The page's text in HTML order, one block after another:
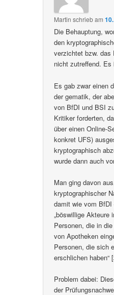
Martin schriebam
Die Behauptung,
den
verzichtet bzw.
nicht zutreffend.
Es gab zwar einen
der gematik, der
von BfDI und BSI
Kritiker forderten,
über einen Online-
konkret UFS)
kryptographisch
wurde dann auch
Man ging davon
kryptographischer
damit wie vom
„böswillige
Personen, die in
von Apotheken
Personen, die sich
erschlichen haben“
Problem dabei:
der